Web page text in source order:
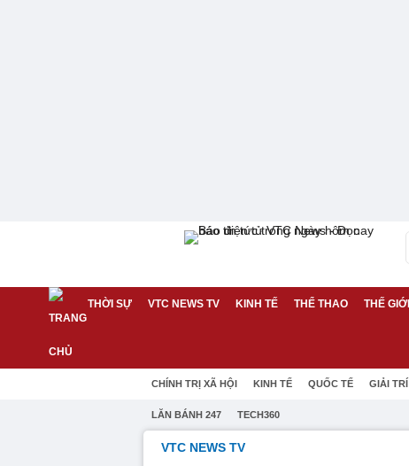
THỜI SỰ VTC NEWS TV KINH TẾ THỂ THAO THẾ GIỚI
CHÍNH TRỊ XÃ HỘI KINH TẾ QUỐC TẾ GIẢI TRÍ
LĂN BÁNH 247 TECH360
VTC NEWS TV